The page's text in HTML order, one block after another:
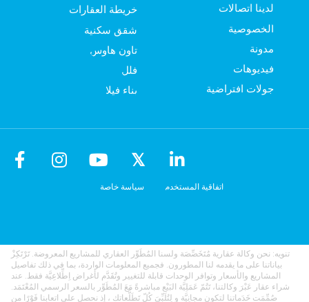
خريطة العقارات
شقق سكنية
تاون هاوس
فلل
بناء فيلا
لدينا اتصالات
الخصوصية
مدونة
فيديوهات
جولات افتراضية
سياسة خاصة اتفاقية المستخدم
تنويه: نحن وكالة عقارية مُتَخَصِّصَة ولسنا المُطَوِّر العقاري للمشاريع المعروضة. تَرْتَكِزْ
بياناتنا على ما يقدمه لنا المطورون. فجميع المعلومات الواردة، بما في ذلك تفاصيل
المشاريع والأسعار وتوافر الوحدات قابلة للتغيير وتُقَدَّم لأغراض اِطِّلاعِيَّة فقط. عند
شراء عقار عَبْرَ وكالتنا، تَتُمّ عَمَلِيَّة البَيْع مباشرةً مَعَ المُطَوِّر بالسعر الرسمي المُعْتَمَد.
صُمِّمَت خَدَماتنا لتكون مجانِيَّة و لِتُلَبِّيَ كُلّ تَطَلُّعاتك ، إذ نحصل على اتعابنا فَوْرًا من